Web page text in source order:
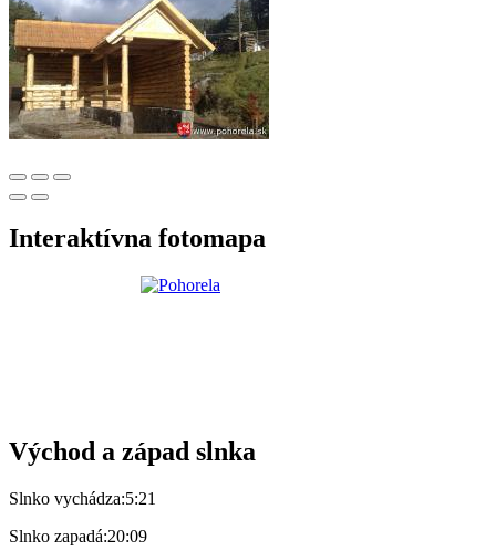
Interaktívna fotomapa
Východ a západ slnka
Slnko vychádza:5:21
Slnko zapadá:20:09